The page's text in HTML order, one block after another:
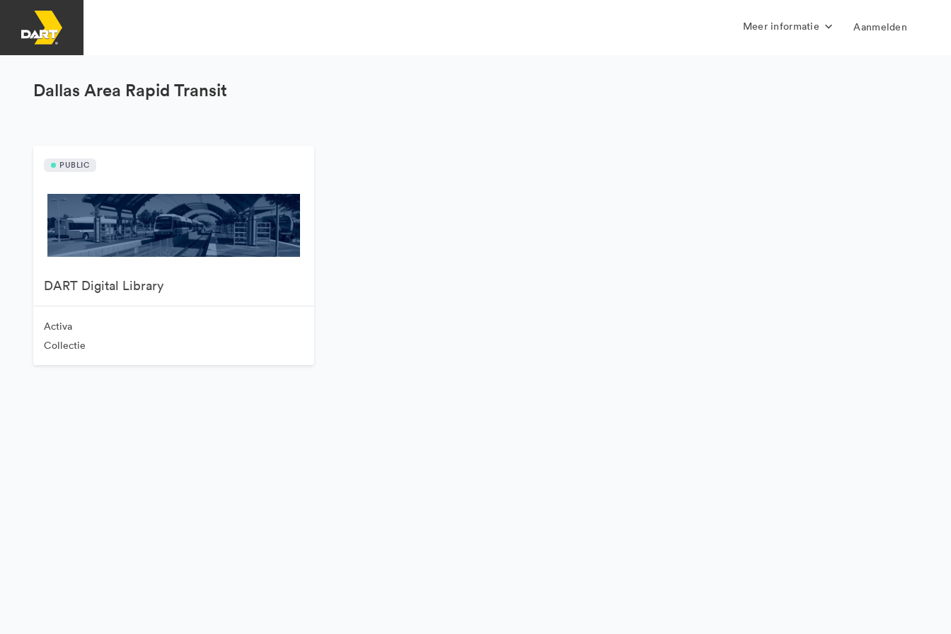
Meer informatie Aanmelden
Dallas Area Rapid Transit
PUBLIC
DART Digital Library
Activa
Collectie